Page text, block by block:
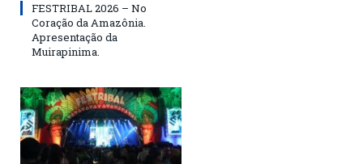
FESTRIBAL 2026 – No
Coração da Amazônia.
Apresentação da
Muirapinima.